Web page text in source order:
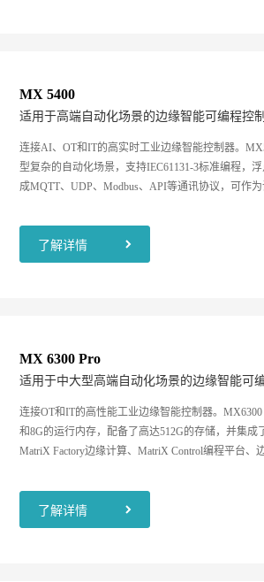
MX 5400
适用于高端自动化场景的边缘智能可编程控
连接AI、OT和IT的高实时工业边缘智能控制器。
型复杂的自动化场景，支持IEC61131-3标准编程，
成MQTT、UDP、Modbus、API等通讯协议，可作
了解详情
MX 6300 Pro
适用于中大型高端自动化场景的边缘智能可
连接OT和IT的高性能工业边缘智能控制器。
和8G的运行内存，配备了高达512G的存储，并集成
MatriX Factory边缘计算、MatriX Control编程平台
侧小型数据中心，对设备侧的边缘节点设备进行统
环协同，实现制造业的数字化、智能化。
了解详情